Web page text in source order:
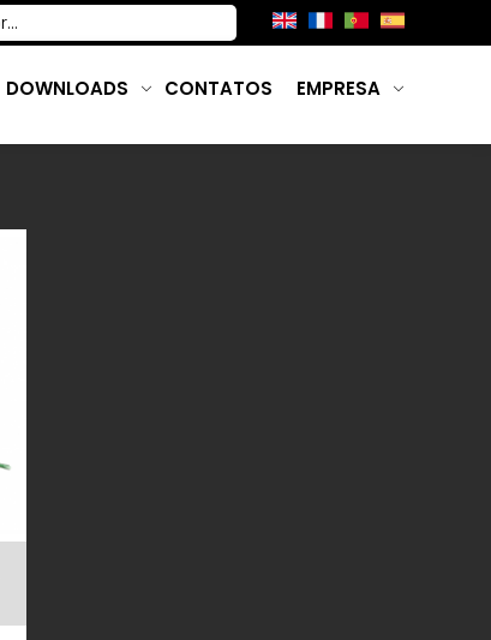
DOWNLOADS CONTATOS EMPRESA